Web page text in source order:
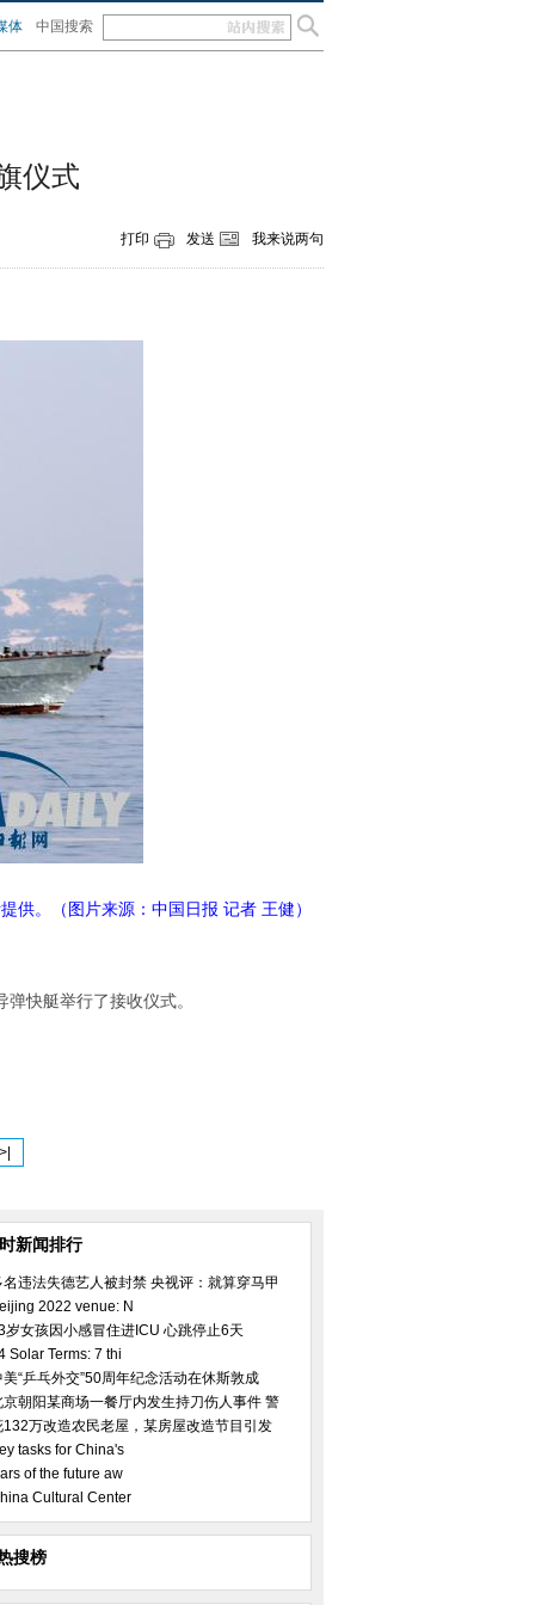
体 中国搜索
仪式
打印 发送 我来说两句
供。（图片来源：中国日报 记者 王健）
快艇举行了接收仪式。
新闻排行
名违法失德艺人被封禁 央视评：就算穿马甲
2022 venue: N
岁女孩因小感冒住进ICU 心跳停止6天
Solar Terms: 7 thi
美“乒乓外交”50周年纪念活动在休斯敦成
京朝阳某商场一餐厅内发生持刀伤人事件 警
132万改造农民老屋，某房屋改造节目引发
tasks for China's
of the future aw
Cultural Center
搜榜